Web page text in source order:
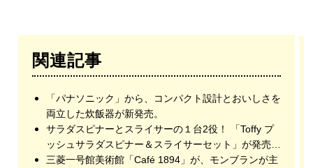
関連記事
「パナソニック」から、コンパクト設計とおいしさを
両立した炊飯器が新発売。
サラダスピナーとスライサーの１台2役！ 「Toffy プ
ッシュサラダスピナー＆スライサーセット」が発売
中。
三菱一号館美術館「Café 1894」が、モンブランが主